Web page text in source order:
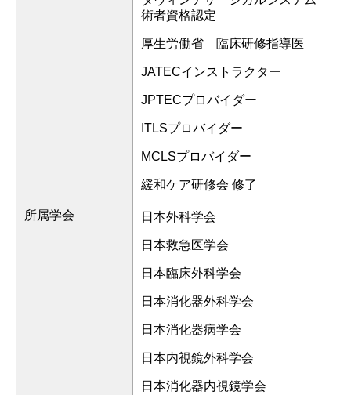
術者資格認定
厚生労働省 臨床研修指導医
JATECインストラクター
JPTECプロバイダー
ITLSプロバイダー
MCLSプロバイダー
緩和ケア研修会 修了
所属学会 日本外科学会
日本救急医学会
日本臨床外科学会
日本消化器外科学会
日本消化器病学会
日本内視鏡外科学会
日本消化器内視鏡学会